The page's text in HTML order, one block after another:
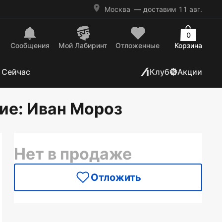
Москва — доставим 11 авг.
Сообщения Mой Лабиринт Отложенные Корзина
0
Клуб Акции
: Иван Мороз
Нет в продаже
Отложить